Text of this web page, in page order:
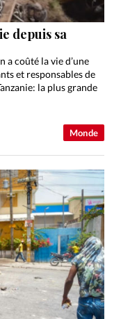
Culture
réveil
Monde
Trait d'Ixène
Monde
depuis sa
a coûté la vie d’une
et responsables de
la plus grande